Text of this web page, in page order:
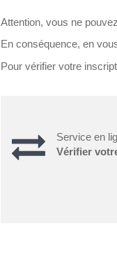
Attention, vous ne
En conséquence, en
Pour vérifier votre
Service en
Vérifier